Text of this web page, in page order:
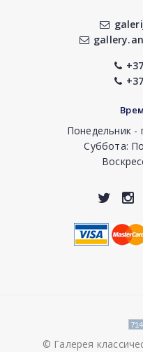
Понедельник -
Суббота:
© Галерея